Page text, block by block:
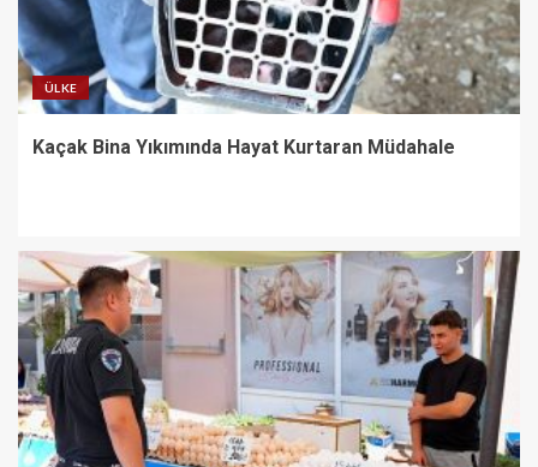
ÜLKE
Kaçak Bina Yıkımında Hayat Kurtaran Müdahale